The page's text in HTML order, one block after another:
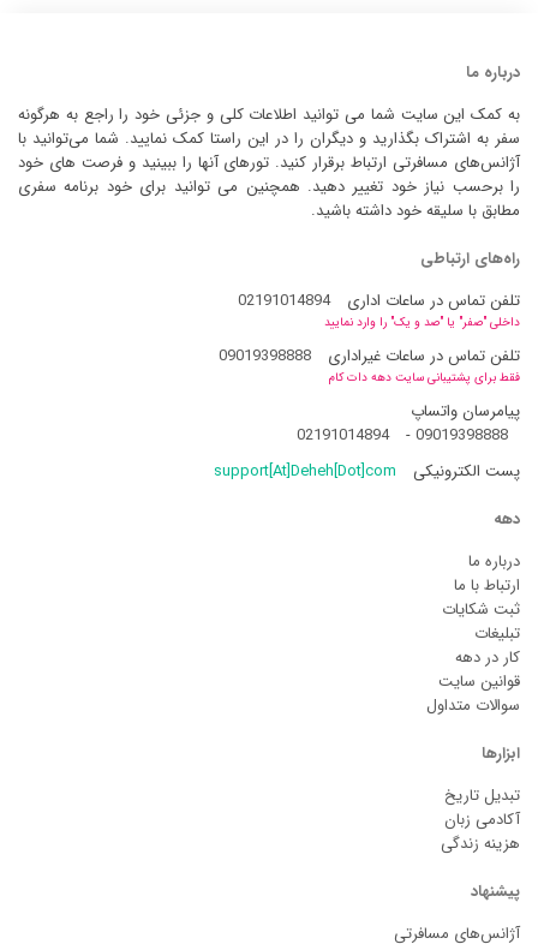
درباره ما
به کمک این سایت شما می توانید اطلاعات کلی و جزئی خود را راجع به هرگونه
سفر به اشتراک بگذارید و دیگران را در این راستا کمک نمایید. شما می‌توانید با
آژانس‌های مسافرتی ارتباط برقرار کنید. تورهای آنها را ببینید و فرصت های خود
را برحسب نیاز خود تغییر دهید. همچنین می توانید برای خود برنامه سفری
مطابق با سلیقه خود داشته باشید.
راه‌های ارتباطی
تلفن تماس در ساعات اداری
02191014894
داخلی "صفر" یا "صد و یک" را وارد نمایید
تلفن تماس در ساعات غیراداری 09019398888
فقط برای پشتیبانی سایت دهه دات کام
پیامرسان واتساپ
09019398888
-
02191014894
پست الکترونیکی
support[At]Deheh[Dot]com
دهه
درباره ما
ارتباط با ما
ثبت شکایات
تبلیغات
کار در دهه
قوانین سایت
سوالات متداول
ابزارها
تبدیل تاریخ
آکادمی زبان
هزینه زندگی
پیشنهاد
آژانس‌های مسافرتی